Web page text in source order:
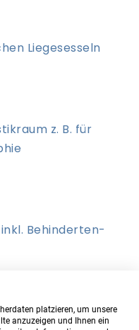
Liegesesseln
z. B. für
Behinderten-
platzieren, um unsere
anzuzeigen und Ihnen ein
und Erfahrungen zu
Empfehlungen auf
ProvenExpert.com
5,00